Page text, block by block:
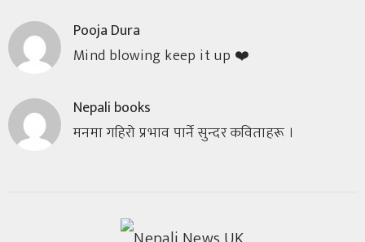
Pooja Dura
Mind blowing keep it up ❤️
Nepali books
मनमा गहिरो प्रभाव पार्ने सुन्दर कविताहरू ।